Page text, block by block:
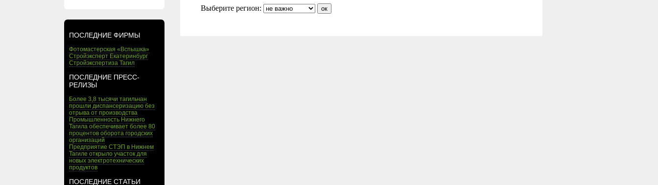
ПОСЛЕДНИЕ ФИРМЫ
Фотомастерская «Вспышка»
Стройэксперт Екатеринбург
Стройэкспертиза Тагил
ПОСЛЕДНИЕ ПРЕСС-
РЕЛИЗЫ
Более 3,8 тысячи тагильчан
прошли диспансеризацию без
отрыва от производства
Промышленность Нижнего
Тагила обеспечивает более 80
процентов оборота городских
организаций
Предприятие СТЭП в Нижнем
Тагиле открыло участок для
новых электротехнических
продуктов
ПОСЛЕДНИЕ СТАТЬИ
Выберите регион: